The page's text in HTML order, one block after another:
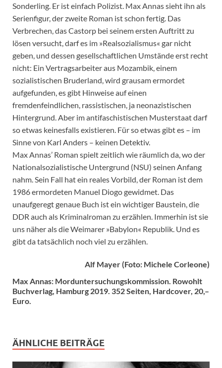
Sonderling. Er ist einfach Polizist. Max Annas sieht ihn als
Serienfigur, der zweite Roman ist schon fertig. Das
Verbrechen, das Castorp bei seinem ersten Auftritt zu
lösen versucht, darf es im »Realsozialismus« gar nicht
geben, und dessen gesellschaftlichen Umstände erst recht
nicht: Ein Vertragsarbeiter aus Mozambik, einem
sozialistischen Bruderland, wird grausam ermordet
aufgefunden, es gibt Hinweise auf einen
fremdenfeindlichen, rassistischen, ja neonazistischen
Hintergrund. Aber im antifaschistischen Musterstaat darf
so etwas keinesfalls existieren. Für so etwas gibt es – im
Sinne von Karl Anders – keinen Detektiv.
Max Annas’ Roman spielt zeitlich wie räumlich da, wo der
Nationalsozialistische Untergrund (NSU) seinen Anfang
nahm. Sein Fall hat ein reales Vorbild, der Roman ist dem
1986 ermordeten Manuel Diogo gewidmet. Das
unaufgeregt genaue Buch ist ein wichtiger Baustein, die
DDR auch als Kriminalroman zu erzählen. Immerhin ist sie
uns näher als die Weimarer »Babylon« Republik. Und es
gibt da tatsächlich noch viel zu erzählen.
Alf Mayer (Foto: Michele Corleone)
Max Annas: Morduntersuchungskommission. Rowohlt
Buchverlag, Hamburg 2019. 352 Seiten, Hardcover, 20,–
Euro.
ÄHNLICHE BEITRÄGE